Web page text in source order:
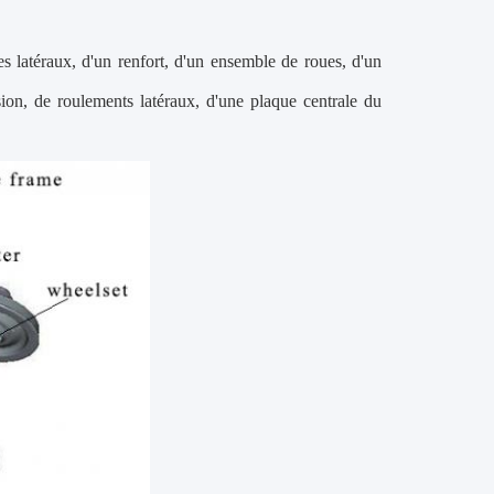
latéraux, d'un renfort, d'un ensemble de roues, d'un
de roulements latéraux, d'une plaque centrale du